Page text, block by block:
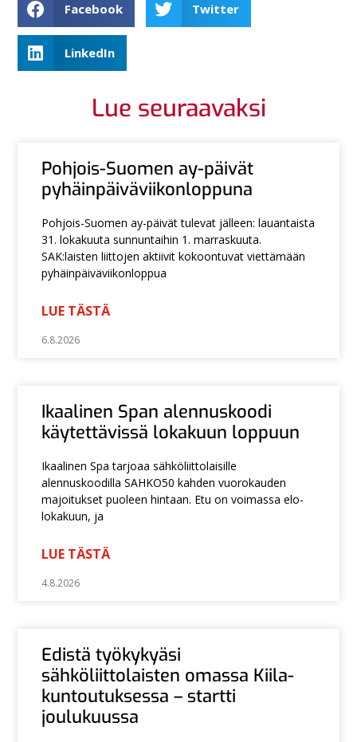
Facebook Twitter
LinkedIn
Lue seuraavaksi
Pohjois-Suomen ay-päivät
pyhäinpäiväviikonloppuna
Pohjois-Suomen ay-päivät tulevat jälleen: lauantaista
31. lokakuuta sunnuntaihin 1. marraskuuta.
SAK:laisten liittojen aktiivit kokoontuvat viettämään
pyhäinpäiväviikonloppua
LUE TÄSTÄ
6.8.2026
Ikaalinen Span alennuskoodi
käytettävissä lokakuun loppuun
Ikaalinen Spa tarjoaa sähköliittolaisille
alennuskoodilla SAHKO50 kahden vuorokauden
majoitukset puoleen hintaan. Etu on voimassa elo-
lokakuun, ja
LUE TÄSTÄ
4.8.2026
Edistä työkykyäsi
sähköliittolaisten omassa Kiila-
kuntoutuksessa – startti
joulukuussa